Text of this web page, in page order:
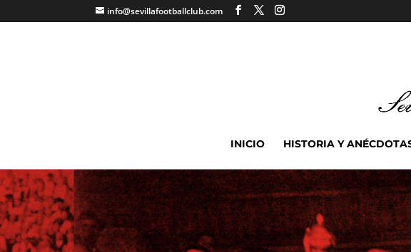
info@sevillafootballclub.com
INICIO HISTORIA Y